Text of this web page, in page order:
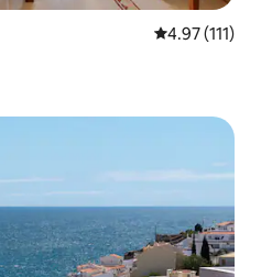
レビュー111
4.97 (111)